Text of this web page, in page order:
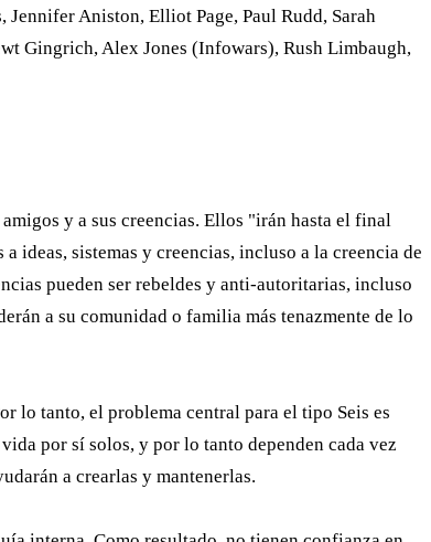
Aniston, Elliot Page, Paul Rudd, Sarah
Gingrich, Alex Jones (Infowars), Rush Limbaugh,
y a sus creencias. Ellos "irán hasta el final
ideas, sistemas y creencias, incluso a la creencia de
pueden ser rebeldes y anti-autoritarias, incluso
a su comunidad o familia más tenazmente de lo
lo tanto, el problema central para el tipo Seis es
por sí solos, y por lo tanto dependen cada vez
a crearlas y mantenerlas.